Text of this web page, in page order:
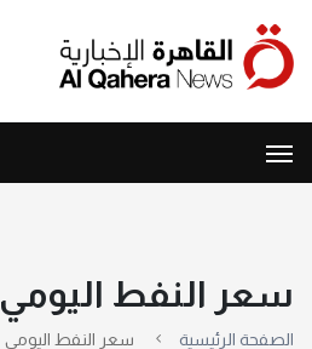
سعر النفط اليومي
الصفحة الرئيسية سعر النفط اليومي